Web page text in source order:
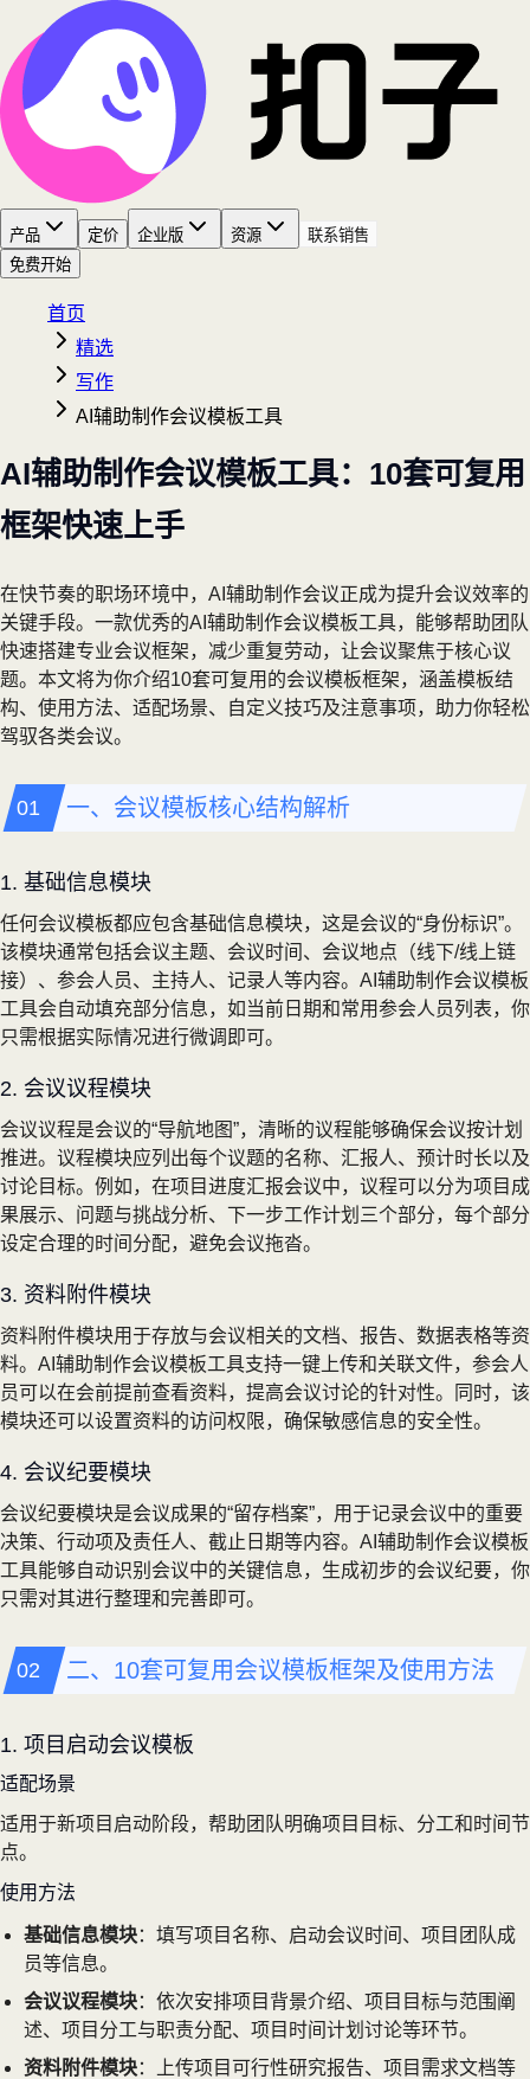
产品 定价 企业版 资源
联系销售
免费开始
首页
精选
写作
AI辅助制作会议模板工具
AI辅助制作会议模板工具：10套可复用
框架快速上手
在快节奏的职场环境中，AI辅助制作会议正成为提升会议效率的
关键手段。一款优秀的AI辅助制作会议模板工具，能够帮助团队
快速搭建专业会议框架，减少重复劳动，让会议聚焦于核心议
题。本文将为你介绍10套可复用的会议模板框架，涵盖模板结
构、使用方法、适配场景、自定义技巧及注意事项，助力你轻松
驾驭各类会议。
一、会议模板核心结构解析
1. 基础信息模块
任何会议模板都应包含基础信息模块，这是会议的“身份标识”。
该模块通常包括会议主题、会议时间、会议地点（线下/线上链
接）、参会人员、主持人、记录人等内容。AI辅助制作会议模板
工具会自动填充部分信息，如当前日期和常用参会人员列表，你
只需根据实际情况进行微调即可。
2. 会议议程模块
会议议程是会议的“导航地图”，清晰的议程能够确保会议按计划
推进。议程模块应列出每个议题的名称、汇报人、预计时长以及
讨论目标。例如，在项目进度汇报会议中，议程可以分为项目成
果展示、问题与挑战分析、下一步工作计划三个部分，每个部分
设定合理的时间分配，避免会议拖沓。
3. 资料附件模块
资料附件模块用于存放与会议相关的文档、报告、数据表格等资
料。AI辅助制作会议模板工具支持一键上传和关联文件，参会人
员可以在会前提前查看资料，提高会议讨论的针对性。同时，该
模块还可以设置资料的访问权限，确保敏感信息的安全性。
4. 会议纪要模块
会议纪要模块是会议成果的“留存档案”，用于记录会议中的重要
决策、行动项及责任人、截止日期等内容。AI辅助制作会议模板
工具能够自动识别会议中的关键信息，生成初步的会议纪要，你
只需对其进行整理和完善即可。
二、10套可复用会议模板框架及使用方法
1. 项目启动会议模板
适配场景
适用于新项目启动阶段，帮助团队明确项目目标、分工和时间节
点。
使用方法
基础信息模块：填写项目名称、启动会议时间、项目团队成
员等信息。
会议议程模块：依次安排项目背景介绍、项目目标与范围阐
述、项目分工与职责分配、项目时间计划讨论等环节。
资料附件模块：上传项目可行性研究报告、项目需求文档等